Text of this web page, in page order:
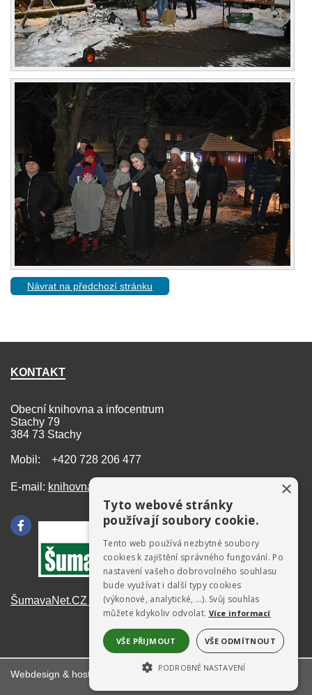
Návrat na předchozí stránku
KONTAKT
Obecní knihovna a infocentrum
Stachy 79
384 73 Stachy
Mobil: +420 728 206 477
E-mail: knihovna@stachy.net
ŠumavaNet.CZ - informace o regionu
Webdesign & hosting: ŠumavaNet.CZ
×
Tyto webové stránky
používají soubory cookie.
Tento web používá nezbytné soubory
cookies k zajištění správného fungování. Po
nastavení vašeho dobrovolného souhlasu
bude využívat i další typy cookies
(výkonové, analytické, …). Svůj souhlas
můžete kdykoliv odvolat. Více informací
VŠE PŘIJMOUT VŠE ODMÍTNOUT
PODROBNÉ NASTAVENÍ
NEZBYTNĚ NUTNÉ SOUBORY